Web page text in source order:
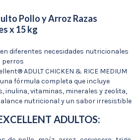
Pollo y Arroz Razas
x 15 kg
diferentes necesidades nutricionales
perros
ADULT CHICKEN & RICE MEDIUM
una fórmula completa que incluye
inulina, vitaminas, minerales y zeolita,
nutricional y un sabor irresistible
ADULTOS: